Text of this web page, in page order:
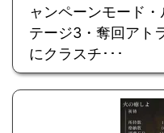
ャンペーンモード
テージ3・奪回アト
にクラスチ･･･